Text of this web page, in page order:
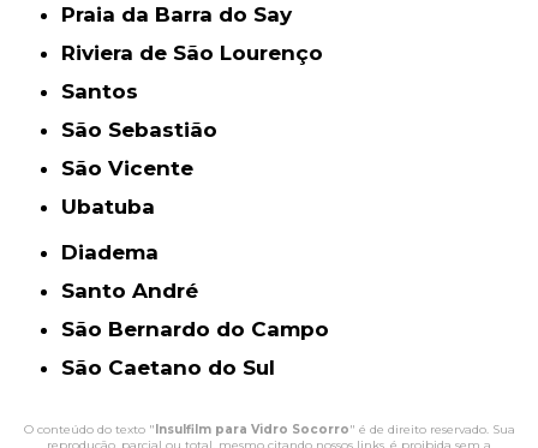
Praia da Barra do Say
Riviera de São Lourenço
Santos
São Sebastião
São Vicente
Ubatuba
Diadema
Santo André
São Bernardo do Campo
São Caetano do Sul
O conteúdo do texto " Insulfilm para Vidro Socorro" é de direito reservado. Sua